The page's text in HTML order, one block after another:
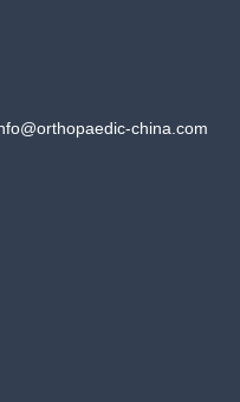
， 总长
china.com